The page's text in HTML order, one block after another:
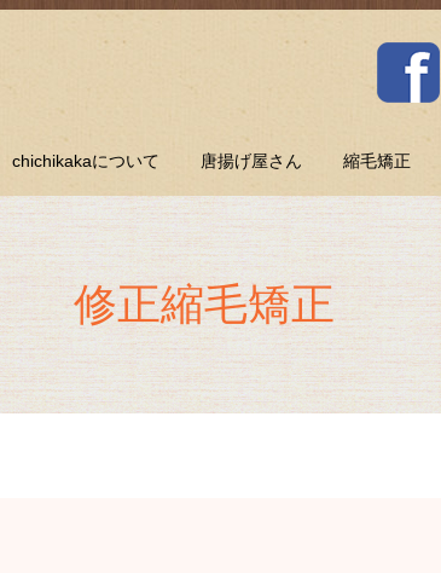
chichikakaについて 唐揚げ屋さん 縮毛矯正
修正縮毛矯正